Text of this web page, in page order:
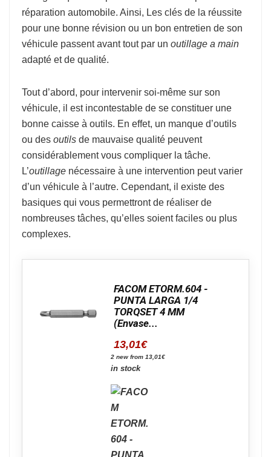
réparation automobile. Ainsi, Les clés de la réussite
pour une bonne révision ou un bon entretien de son
véhicule passent avant tout par un outillage a main
adapté et de qualité.
Tout d’abord, pour intervenir soi-même sur son
véhicule, il est incontestable de se constituer une
bonne caisse à outils. En effet, un manque d’outils
ou des outils de mauvaise qualité peuvent
considérablement vous compliquer la tâche.
L’outillage nécessaire à une intervention peut varier
d’un véhicule à l’autre. Cependant, il existe des
basiques qui vous permettront de réaliser de
nombreuses tâches, qu’elles soient faciles ou plus
complexes.
FACOM ETORM.604 -
PUNTA LARGA 1/4
TORQSET 4 MM
(Envase...
13,01€
2 new from 13,01€
in stock